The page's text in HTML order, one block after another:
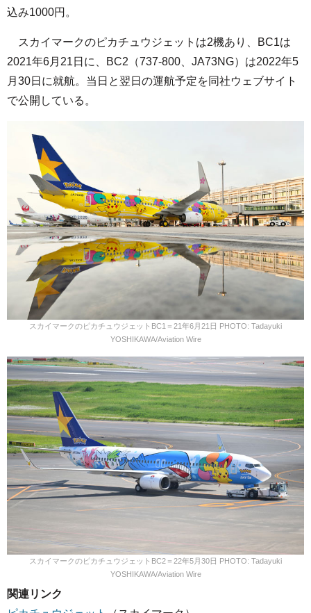
込み1000円。
スカイマークのピカチュウジェットは2機あり、BC1は
2021年6月21日に、BC2（737-800、JA73NG）は2022年5
月30日に就航。当日と翌日の運航予定を同社ウェブサイト
で公開している。
スカイマークのピカチュウジェットBC1＝21年6月21日 PHOTO: Tadayuki
YOSHIKAWA/Aviation Wire
スカイマークのピカチュウジェットBC2＝22年5月30日 PHOTO: Tadayuki
YOSHIKAWA/Aviation Wire
関連リンク